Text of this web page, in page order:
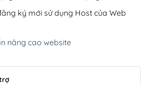
ký mới sử dụng Host của Web
nâng cao website